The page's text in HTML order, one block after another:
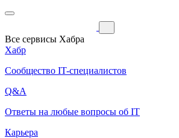
Все сервисы Хабра
Хабр
Сообщество IT-специалистов
Q&A
Ответы на любые вопросы об IT
Карьера